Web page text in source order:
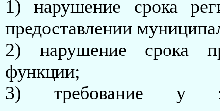
1) нарушение срока
предоставлении
2) нарушение срока
функции;
3) требование у